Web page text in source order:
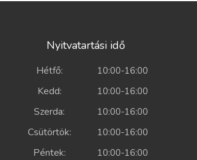
Nyitvatartási idő
Hétfő: 10:00-16:00
Kedd: 10:00-16:00
Szerda: 10:00-16:00
Csütörtök: 10:00-16:00
Péntek: 10:00-16:00